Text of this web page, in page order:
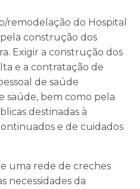
remodelação do Hospital
construção dos
Exigir a construção dos
e a contratação de
de saúde
saúde, bem como pela
destinadas à
e de cuidados
uma rede de creches
necessidades da